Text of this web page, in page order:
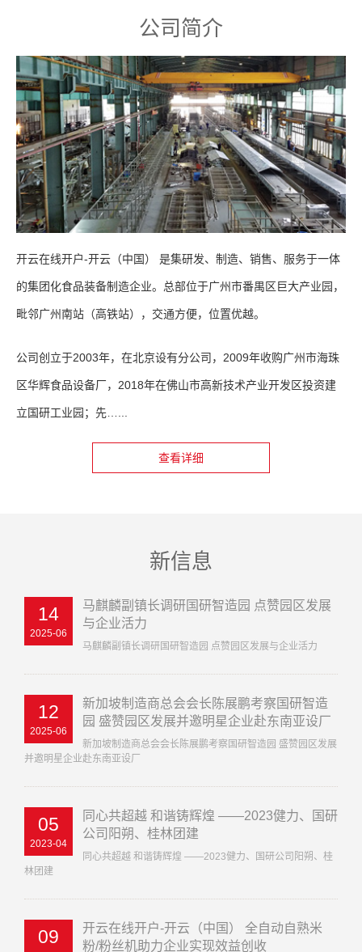
公司简介
开云在线开户-开云（中国） 是集研发、制造、销售、服务于一体
的集团化食品装备制造企业。总部位于广州市番禺区巨大产业园，
毗邻广州南站（高铁站），交通方便，位置优越。
公司创立于2003年，在北京设有分公司，2009年收购广州市海珠
区华辉食品设备厂，2018年在佛山市高新技术产业开发区投资建
立国研工业园；先…...
查看详细
新信息
14
2025-06
马麒麟副镇长调研国研智造园 点赞园区发展
与企业活力
马麒麟副镇长调研国研智造园 点赞园区发展与企业活力
12
2025-06
新加坡制造商总会会长陈展鹏考察国研智造
园 盛赞园区发展并邀明星企业赴东南亚设厂
新加坡制造商总会会长陈展鹏考察国研智造园 盛赞园区发展
并邀明星企业赴东南亚设厂
05
2023-04
同心共超越 和谐铸辉煌 ——2023健力、国研
公司阳朔、桂林团建
同心共超越 和谐铸辉煌 ——2023健力、国研公司阳朔、桂
林团建
09
开云在线开户-开云（中国） 全自动自熟米
粉/粉丝机助力企业实现效益创收